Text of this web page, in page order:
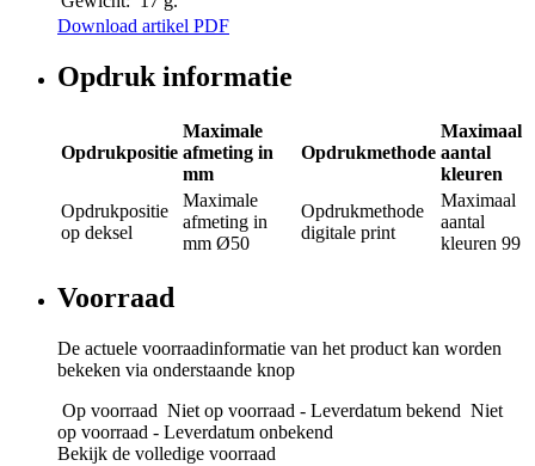
Download artikel PDF
Opdruk informatie
Opdrukpositie
Maximale
afmeting in
mm
Opdrukmethode
Maximaal
aantal
kleuren
Opdrukpositie
op deksel
Maximale
afmeting in
mm Ø50
Opdrukmethode
digitale print
Maximaal
aantal
kleuren 99
Voorraad
De actuele voorraadinformatie van het product kan worden
bekeken via onderstaande knop
Op voorraad Niet op voorraad - Leverdatum bekend Niet
op voorraad - Leverdatum onbekend
Bekijk de volledige voorraad